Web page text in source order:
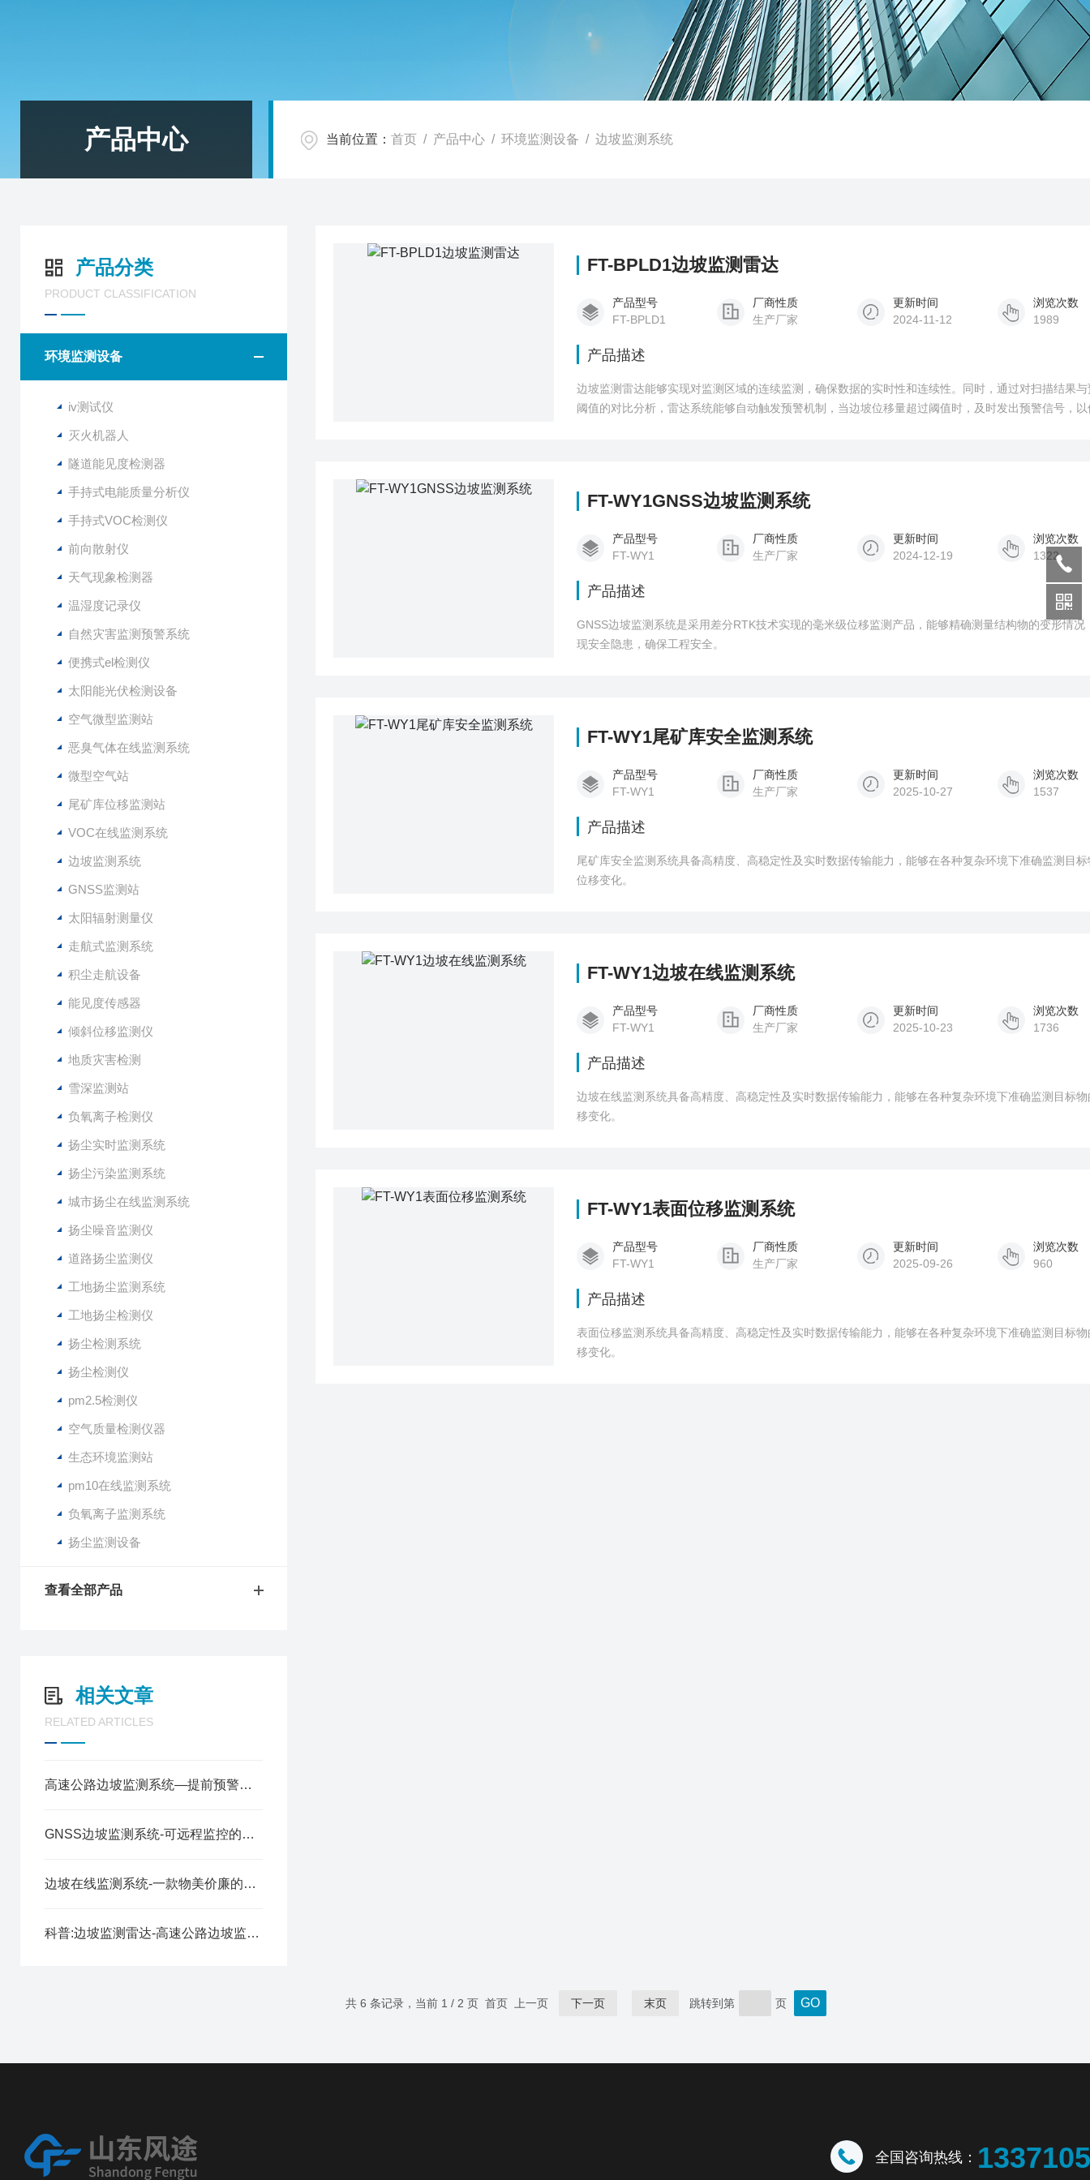
产品中心 当前位置： 首页 / 产品中心 / 环境监测设备 / 边坡监测系统
产品分类
PRODUCT CLASSIFICATION
环境监测设备
iv测试仪
灭火机器人
隧道能见度检测器
手持式电能质量分析仪
手持式VOC检测仪
前向散射仪
天气现象检测器
温湿度记录仪
自然灾害监测预警系统
便携式el检测仪
太阳能光伏检测设备
空气微型监测站
恶臭气体在线监测系统
微型空气站
尾矿库位移监测站
VOC在线监测系统
边坡监测系统
GNSS监测站
太阳辐射测量仪
走航式监测系统
积尘走航设备
能见度传感器
倾斜位移监测仪
地质灾害检测
雪深监测站
负氧离子检测仪
扬尘实时监测系统
扬尘污染监测系统
城市扬尘在线监测系统
扬尘噪音监测仪
道路扬尘监测仪
工地扬尘监测系统
工地扬尘检测仪
扬尘检测系统
扬尘检测仪
pm2.5检测仪
空气质量检测仪器
生态环境监测站
pm10在线监测系统
负氧离子监测系统
扬尘监测设备
查看全部产品
相关文章
RELATED ARTICLES
高速公路边坡监测系统—提前预警安全的边坡稳定监测雷达2024全+境+派+送
GNSS边坡监测系统-可远程监控的山体滑坡监测预警系统
边坡在线监测系统-一款物美价廉的GNSS边坡监测系统2024全+境+派+送
科普:边坡监测雷达-高速公路边坡监测系统解决方案2024全+境+派+送
FT-BPLD1边坡监测雷达
产品型号
FT-BPLD1
厂商性质
生产厂家
更新时间
2024-11-12
浏览次数
1989
产品描述
边坡监测雷达能够实现对监测区域的连续监测，确保数据的实时性和连续性。同时，通过对扫描结果
阈值的对比分析，雷达系统能够自动触发预警机制，当边坡位移量超过阈值时，及时发出预警信号，
FT-WY1GNSS边坡监测系统
产品型号
FT-WY1
厂商性质
生产厂家
更新时间
2024-12-19
浏览次数
1322
产品描述
GNSS边坡监测系统是采用差分RTK技术实现的毫米级位移监测产品，能够精确测量结构物的变形情况
现安全隐患，确保工程安全。
FT-WY1尾矿库安全监测系统
产品型号
FT-WY1
厂商性质
生产厂家
更新时间
2025-10-27
浏览次数
1537
产品描述
尾矿库安全监测系统具备高精度、高稳定性及实时数据传输能力，能够在各种复杂环境下准确监测目
位移变化。
FT-WY1边坡在线监测系统
产品型号
FT-WY1
厂商性质
生产厂家
更新时间
2025-10-23
浏览次数
1736
产品描述
边坡在线监测系统具备高精度、高稳定性及实时数据传输能力，能够在各种复杂环境下准确监测目标
移变化。
FT-WY1表面位移监测系统
产品型号
FT-WY1
厂商性质
生产厂家
更新时间
2025-09-26
浏览次数
960
产品描述
表面位移监测系统具备高精度、高稳定性及实时数据传输能力，能够在各种复杂环境下准确监测目标
移变化。
共 6 条记录，当前 1 / 2 页 首页 上一页 下一页 末页 跳转到第 页
全国咨询热线：